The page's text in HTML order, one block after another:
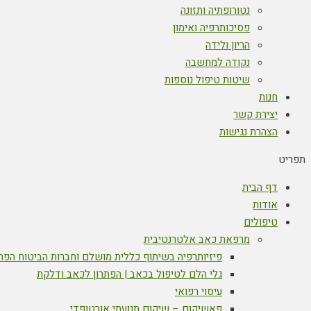
נטורופתיה ותזונה
פסיכותרפיה ואימון
הריון ולידה
נקודה למחשבה
שיטות טיפול נוספות
חנות
יצירת קשר
הצהרת נגישות
תפריט
דף הבית
אודות
טיפולים
מרפאת כאב אלטרנטיבית
פיזיותרפיה בשיתוף כללית מושלם וחברות הביטוח
גלי הלם לטיפול בכאב | הפתרון לכאב ודלקת
עיסוי רפואי